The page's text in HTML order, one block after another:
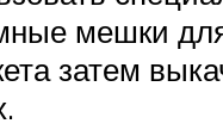
мешки
затем